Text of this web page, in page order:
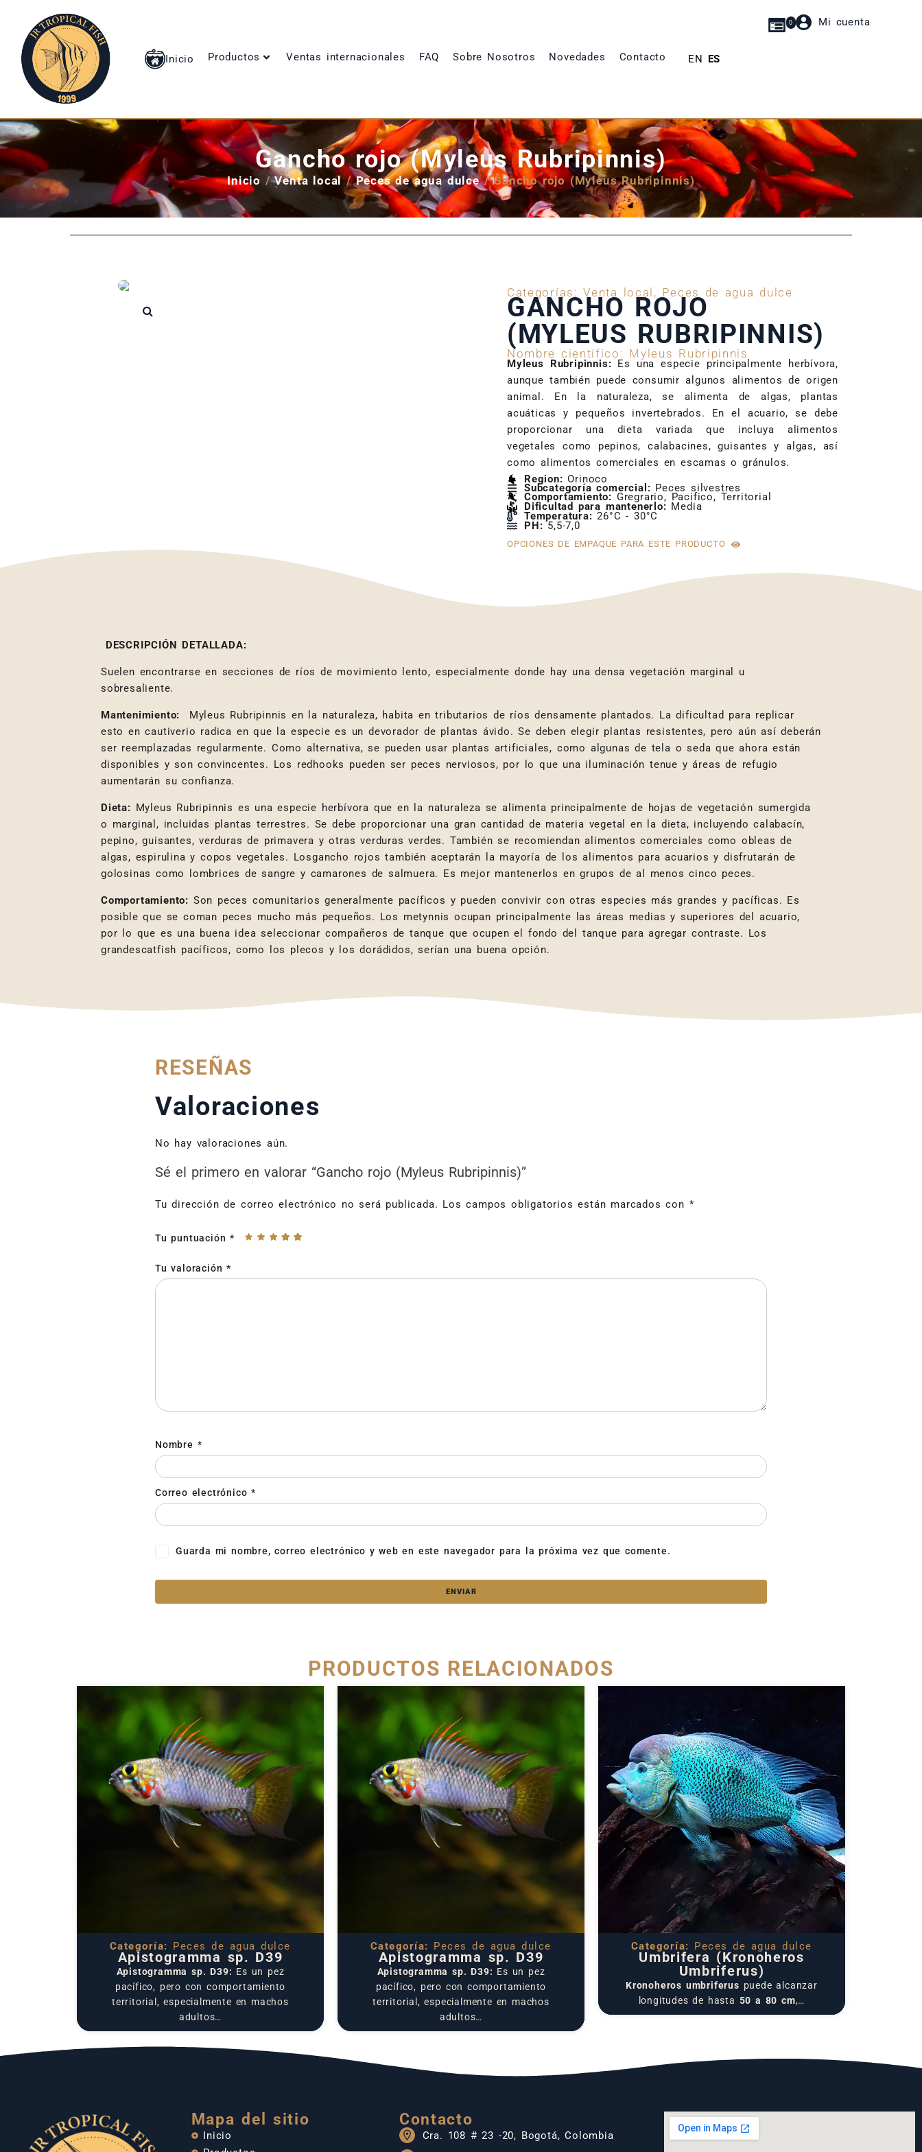
Inicio Productos Ventas internacionales FAQ Sobre Nosotros Novedades Contacto EN ES
0 Mi cuenta
Gancho rojo (Myleus Rubripinnis)
Inicio/Venta local/Peces de agua dulce/ Gancho rojo (Myleus Rubripinnis)
Categorías:Venta local , Peces de agua dulce
GANCHO ROJO
(MYLEUS RUBRIPINNIS)
Nombre científico: Myleus Rubripinnis
Myleus Rubripinnis: Es una especie principalmente herbívora,
aunque también puede consumir algunos alimentos de origen
animal. En la naturaleza, se alimenta de algas, plantas
acuáticas y pequeños invertebrados. En el acuario, se debe
proporcionar una dieta variada que incluya alimentos
vegetales como pepinos, calabacines, guisantes y algas, así
como alimentos comerciales en escamas o gránulos.
Region:Orinoco
Subcategoría comercial: Peces silvestres
Comportamiento: Gregrario, Pacifico, Territorial
Dificultad para mantenerlo: Media
Temperatura: 26°C - 30°C
PH: 5,5-7,0
OPCIONES DE EMPAQUE PARA ESTE PRODUCTO
DESCRIPCIÓN DETALLADA:
Suelen encontrarse en secciones de ríos de movimiento lento, especialmente donde hay una densa vegetación marginal u
sobresaliente.
Mantenimiento: Myleus Rubripinnis en la naturaleza, habita en tributarios de ríos densamente plantados. La dificultad para replicar
esto en cautiverio radica en que la especie es un devorador de plantas ávido. Se deben elegir plantas resistentes, pero aún así deberán
ser reemplazadas regularmente. Como alternativa, se pueden usar plantas artificiales, como algunas de tela o seda que ahora están
disponibles y son convincentes. Los redhooks pueden ser peces nerviosos, por lo que una iluminación tenue y áreas de refugio
aumentarán su confianza.
Dieta: Myleus Rubripinnis es una especie herbívora que en la naturaleza se alimenta principalmente de hojas de vegetación sumergida
o marginal, incluidas plantas terrestres. Se debe proporcionar una gran cantidad de materia vegetal en la dieta, incluyendo calabacín,
pepino, guisantes, verduras de primavera y otras verduras verdes. También se recomiendan alimentos comerciales como obleas de
algas, espirulina y copos vegetales. Losgancho rojos también aceptarán la mayoría de los alimentos para acuarios y disfrutarán de
golosinas como lombrices de sangre y camarones de salmuera. Es mejor mantenerlos en grupos de al menos cinco peces.
Comportamiento: Son peces comunitarios generalmente pacíficos y pueden convivir con otras especies más grandes y pacíficas. Es
posible que se coman peces mucho más pequeños. Los metynnis ocupan principalmente las áreas medias y superiores del acuario,
por lo que es una buena idea seleccionar compañeros de tanque que ocupen el fondo del tanque para agregar contraste. Los
grandescatfish pacíficos, como los plecos y los dorádidos, serían una buena opción.
RESEÑAS
Valoraciones
No hay valoraciones aún.
Sé el primero en valorar “Gancho rojo (Myleus Rubripinnis)”
Tu dirección de correo electrónico no será publicada. Los campos obligatorios están marcados con *
Tu puntuación*
Tu valoración*
Nombre *
Correo electrónico*
Guarda mi nombre, correo electrónico y web en este navegador para la próxima vez que comente.
PRODUCTOS RELACIONADOS
Categoría: Peces de agua dulce
Apistogramma sp. D39
Apistogramma sp. D39: Es un pez
pacífico, pero con comportamiento
territorial, especialmente en machos
adultos…
Categoría: Peces de agua dulce
Apistogramma sp. D39
Apistogramma sp. D39: Es un pez
pacífico, pero con comportamiento
territorial, especialmente en machos
adultos…
Categoría: Peces de agua dulce
Umbrifera (Kronoheros
Umbriferus)
Kronoheros umbriferus puede alcanzar
longitudes de hasta 50 a 80 cm,…
Mapa del sitio
Inicio
Contacto
Cra. 108 # 23 -20, Bogotá, Colombia